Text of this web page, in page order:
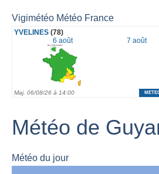
Vigimétéo Météo France
Météo de
Météo du jour